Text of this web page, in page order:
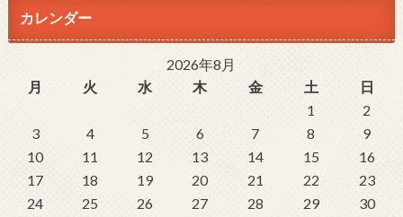
カレンダー
2026年8月
月
火 水 木 金 土
日
1
2
3
4 5 6 7 8
9
10
11 12 13 14 15
16
17
18 19 20 21 22
23
24
25 26 27 28 29
30